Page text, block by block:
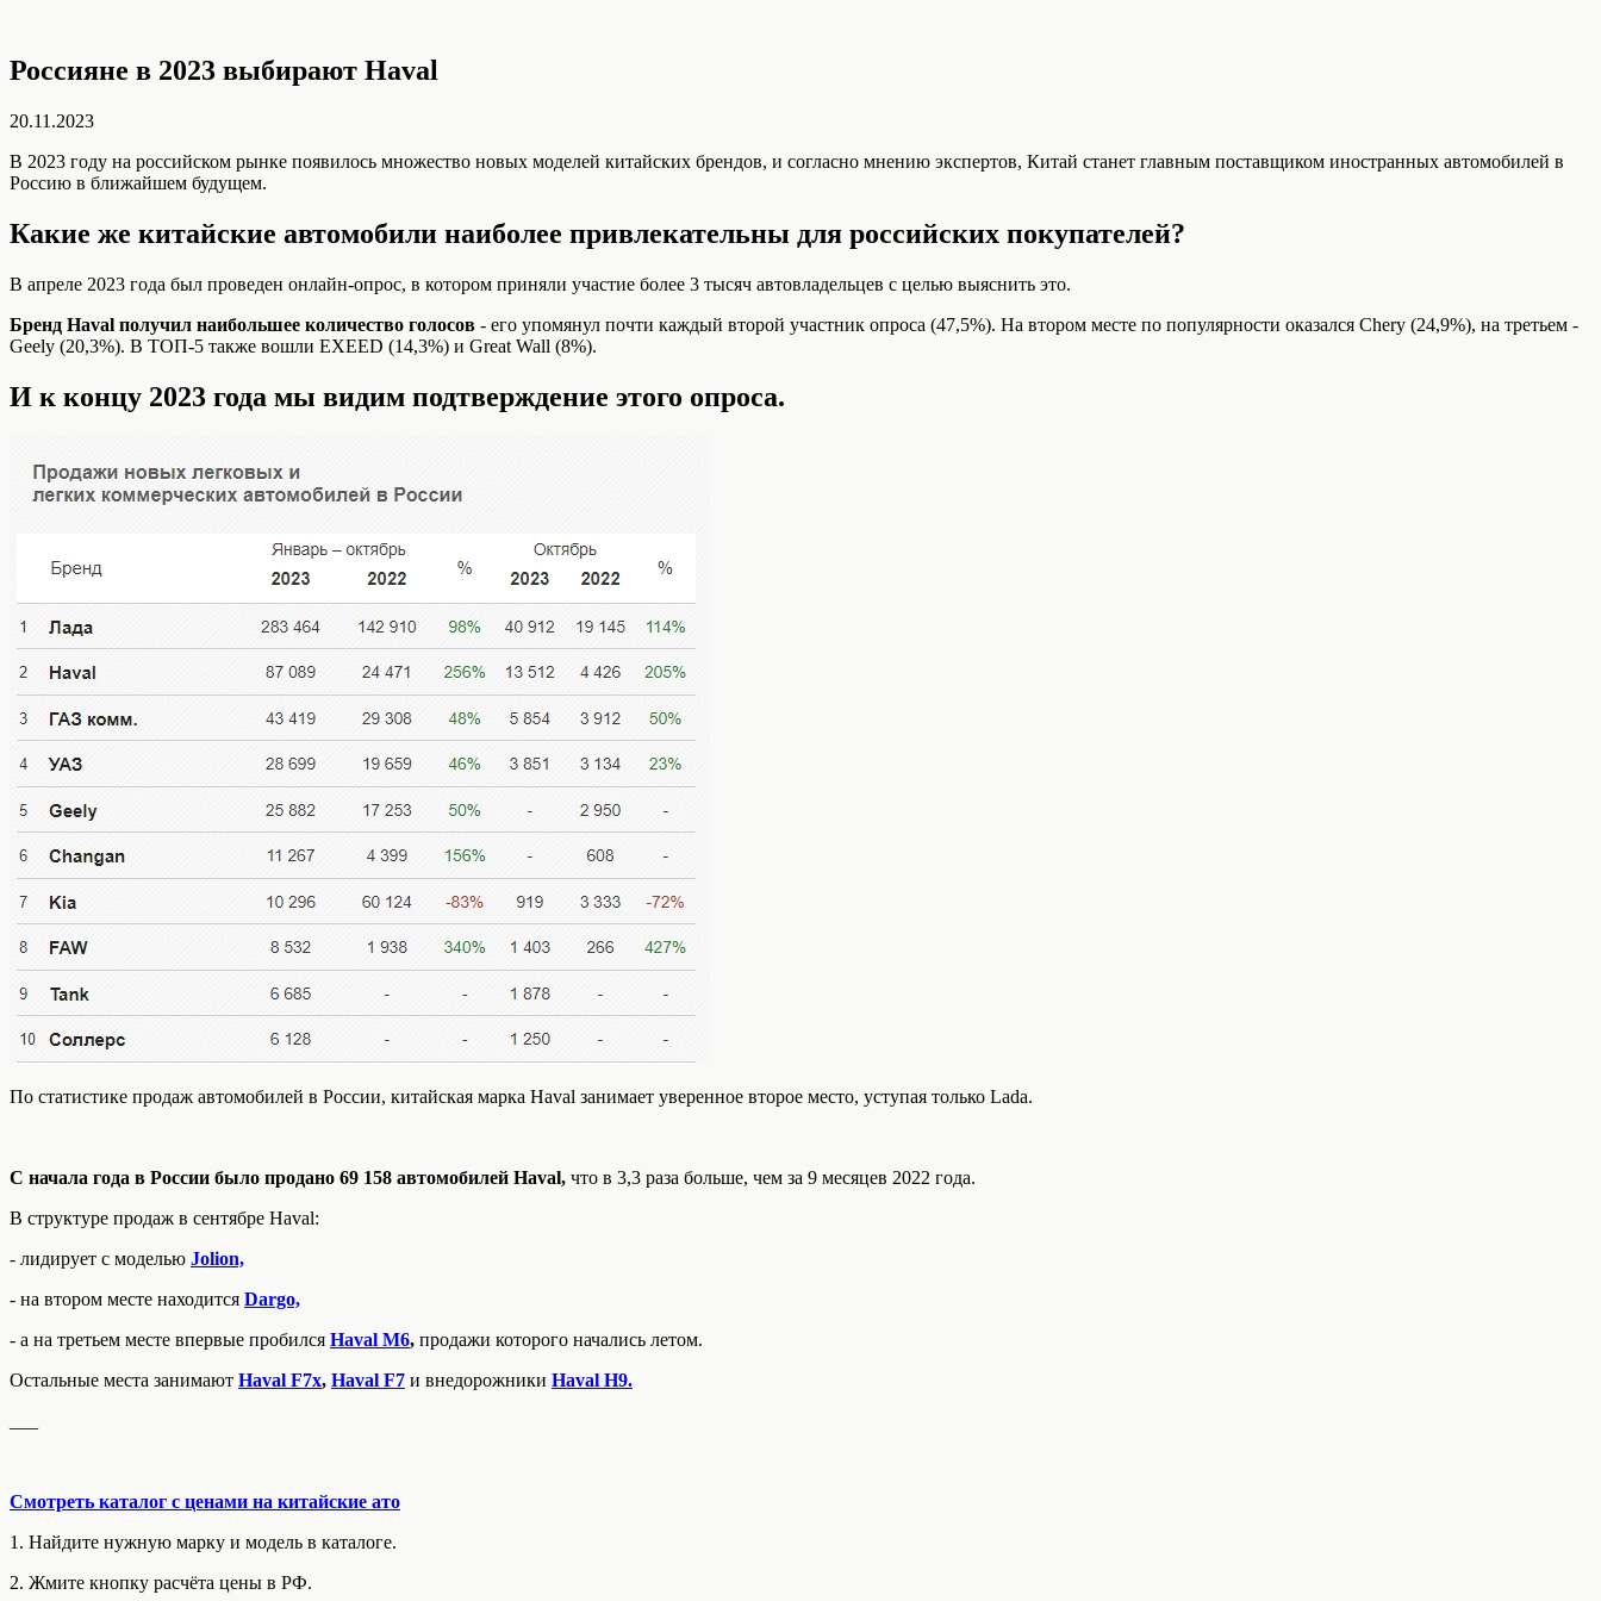
Россияне в 2023 выбирают Haval
20.11.2023
В 2023 году на российском рынке появилось множество новых моделей китайских брендов, и согласно мнению экспертов, Китай станет главным поставщиком иностранных автомобилей в
Россию в ближайшем будущем.
Какие же китайские автомобили наиболее привлекательны для российских покупателей?
В апреле 2023 года был проведен онлайн-опрос, в котором приняли участие более 3 тысяч автовладельцев с целью выяснить это.
Бренд Haval получил наибольшее количество голосов - его упомянул почти каждый второй участник опроса (47,5%). На втором месте по популярности оказался Chery (24,9%), на третьем -
Geely (20,3%). В ТОП-5 также вошли EXEED (14,3%) и Great Wall (8%).
И к концу 2023 года мы видим подтверждение этого опроса.
По статистике продаж автомобилей в России, китайская марка Haval занимает уверенное второе место, уступая только Lada.
С начала года в России было продано 69 158 автомобилей Haval, что в 3,3 раза больше, чем за 9 месяцев 2022 года.
В структуре продаж в сентябре Haval:
- лидирует с моделью Jolion,
- на втором месте находится Dargo,
- а на третьем месте впервые пробился Haval M6, продажи которого начались летом.
Остальные места занимают Haval F7x, Haval F7 и внедорожники Haval H9.
Смотреть каталог с ценами на китайские ато
1. Найдите нужную марку и модель в каталоге.
2. Жмите кнопку расчёта цены в РФ.